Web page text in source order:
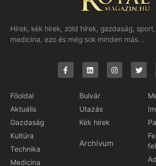
Hírek, kék hírek, zöld hírek, gazdaság,
medicina, ezo és még sok minden más…
Főoldal
Aktuális
Gazdaság
Kultúra
Technika
Medicina
Bulvár
Utazás
Kék hírek
Archívum